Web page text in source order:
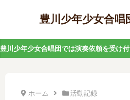
豊川少年少女合唱
豊川少年少女合唱団では演奏依頼を受け
ホーム 活動記録